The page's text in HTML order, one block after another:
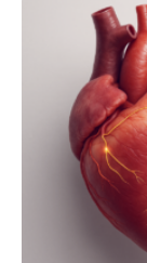
Oncology,
aus Gewebe
sogenannte
vorab zu
wirken. Dabei
als Biomarker
dienen
häufigsten